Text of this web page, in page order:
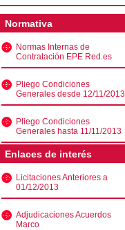
Normativa
Normas Internas de
Contratación EPE Red.es
Pliego Condiciones
Generales desde 12/11/2013
Pliego Condiciones
Generales hasta 11/11/2013
Enlaces de interés
Licitaciones Anteriores a
01/12/2013
Adjudicaciones Acuerdos
Marco